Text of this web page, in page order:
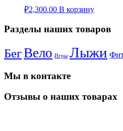
₽2,300.00 В корзину
Разделы наших товаров
БегВело Игры Лыжи
Мы в контакте
Отзывы о наших товарах